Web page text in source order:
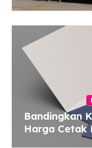
Bandingkan
Harga Cetak
Murah atau